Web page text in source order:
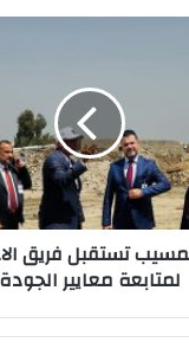
تستقبل فريق
لمتابعة معايير الجودة